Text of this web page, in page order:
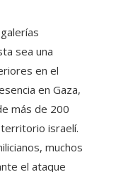
sea una
en el
en Gaza,
más de 200
israelí.
muchos
el ataque